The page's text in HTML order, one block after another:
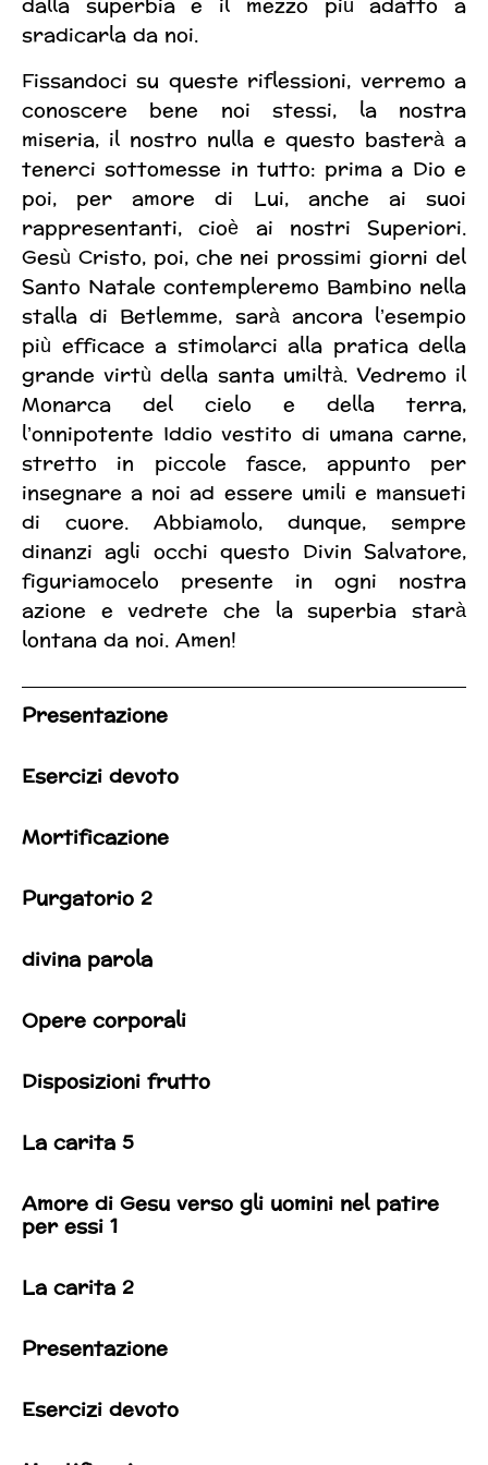
sradicarla da noi.
Fissandoci su queste riflessioni, verremo a
conoscere bene noi stessi, la nostra
miseria, il nostro nulla e questo basterà a
tenerci sottomesse in tutto: prima a Dio e
poi, per amore di Lui, anche ai suoi
rappresentanti, cioè ai nostri Superiori.
Gesù Cristo, poi, che nei prossimi giorni del
Santo Natale contempleremo Bambino nella
stalla di Betlemme, sarà ancora l’esempio
più efficace a stimolarci alla pratica della
grande virtù della santa umiltà. Vedremo il
Monarca del cielo e della terra,
l’onnipotente Iddio vestito di umana carne,
stretto in piccole fasce, appunto per
insegnare a noi ad essere umili e mansueti
di cuore. Abbiamolo, dunque, sempre
dinanzi agli occhi questo Divin Salvatore,
figuriamocelo presente in ogni nostra
azione e vedrete che la superbia starà
lontana da noi. Amen!
Presentazione
Esercizi devoto
Mortificazione
Purgatorio 2
divina parola
Opere corporali
Disposizioni frutto
La carita 5
Amore di Gesu verso gli uomini nel patire
per essi 1
La carita 2
Presentazione
Esercizi devoto